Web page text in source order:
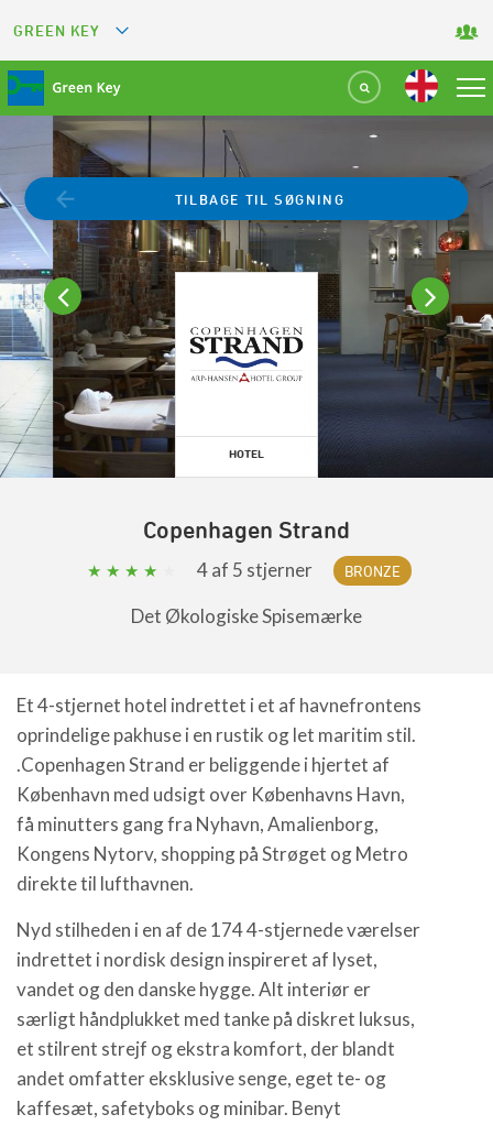
GREEN KEY
GREEN RESTAURANT
GREEN SPORT FACILITY
GREEN TOURISM ORGANIZATION
GREEN CAMPING
GREEN ATTRACTION
HOTEL
TILBAGE TIL SØGNING
Copenhagen Strand
4af 5 stjerner BRONZE
Det Økologiske Spisemærke
Et 4-stjernet hotel indrettet i et af havnefrontens
oprindelige pakhuse i en rustik og let maritim stil.
.Copenhagen Strand er beliggende i hjertet af
København med udsigt over Københavns Havn,
få minutters gang fra Nyhavn, Amalienborg,
Kongens Nytorv, shopping på Strøget og Metro
direkte til lufthavnen.
Nyd stilheden i en af de 174 4-stjernede værelser
indrettet i nordisk design inspireret af lyset,
vandet og den danske hygge. Alt interiør er
særligt håndplukket med tanke på diskret luksus,
et stilrent strejf og ekstra komfort, der blandt
andet omfatter eksklusive senge, eget te- og
kaffesæt, safetyboks og minibar. Benyt